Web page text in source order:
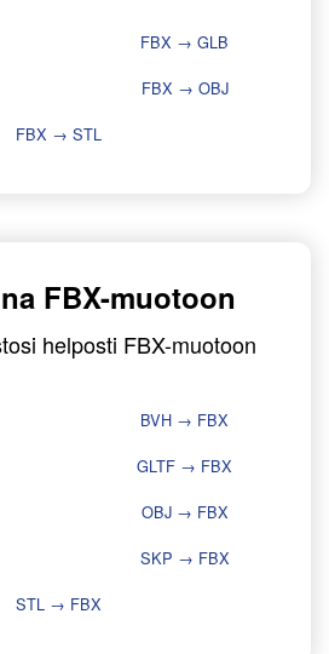
FBX → GLB
FBX → OBJ
FBX → STL
FBX-muotoon
helposti FBX-muotoon
BVH → FBX
GLTF → FBX
OBJ → FBX
SKP → FBX
STL → FBX